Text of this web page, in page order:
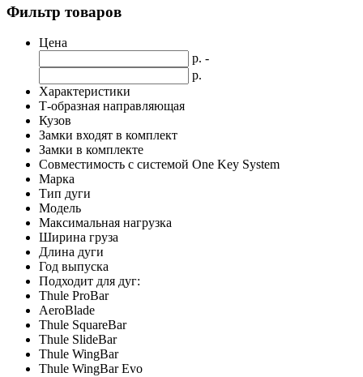
Фильтр товаров
Цена
р. -
р.
Характеристики
Т-образная направляющая
Кузов
Замки входят в комплект
Замки в комплекте
Совместимость с системой One Key System
Марка
Тип дуги
Модель
Максимальная нагрузка
Ширина груза
Длина дуги
Год выпуска
Подходит для дуг:
Thule ProBar
AeroBlade
Thule SquareBar
Thule SlideBar
Thule WingBar
Thule WingBar Evo